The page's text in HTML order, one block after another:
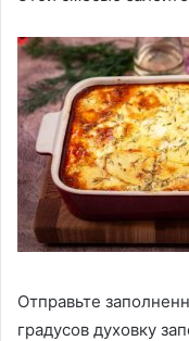
Отправьте
градусов духовку